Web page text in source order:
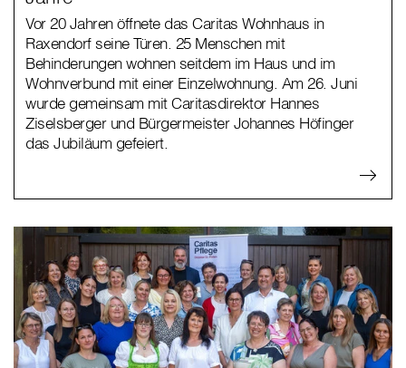
Vor 20 Jahren öffnete das Caritas Wohnhaus in
Raxendorf seine Türen. 25 Menschen mit
Behinderungen wohnen seitdem im Haus und im
Wohnverbund mit einer Einzelwohnung. Am 26. Juni
wurde gemeinsam mit Caritasdirektor Hannes
Ziselsberger und Bürgermeister Johannes Höfinger
das Jubiläum gefeiert.